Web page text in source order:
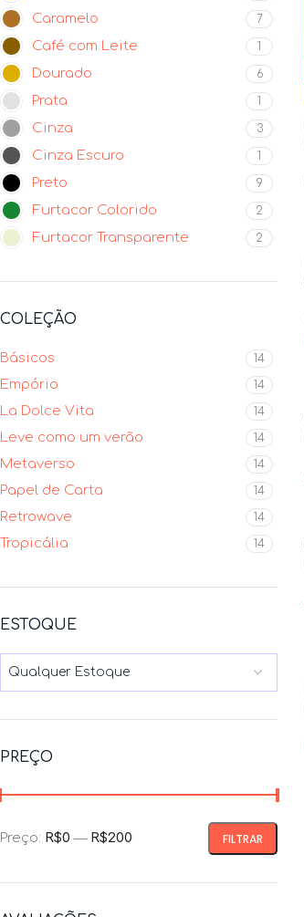
Caramelo 7
Café com Leite 1
Dourado 6
Prata 1
Cinza 3
Cinza Escuro 1
Preto 9
Furtacor Colorido 2
Furtacor Transparente 2
COLEÇÃO
Básicos 14
Empório 14
La Dolce Vita 14
Leve como um verão 14
Metaverso 14
Papel de Carta 14
Retrowave 14
Tropicália 14
ESTOQUE
Qualquer Estoque
PREÇO
FILTRAR
Preço: R$0 — R$200